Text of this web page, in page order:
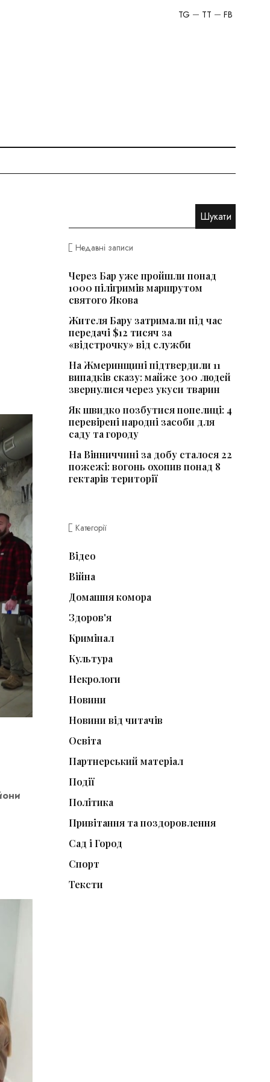
FB
TT
TG
Недавні записи
Через Бар уже пройшли понад
1000 пілігримів маршрутом
святого Якова
Жителя Бару затримали під час
передачі $12 тисяч за
«відстрочку» від служби
На Жмеринщині підтвердили 11
випадків сказу: майже 300 людей
звернулися через укуси тварин
Як швидко позбутися попелиці: 4
перевірені народні засоби для
саду та городу
На Вінниччині за добу сталося 22
пожежі: вогонь охопив понад 8
гектарів території
Категорії
Відео
Війна
Домашня комора
Здоров'я
Кримінал
Культура
Некрологи
Новини
Новини від читачів
Освіта
Партнерський матеріал
Події
Політика
Привітання та поздоровлення
Сад і Город
Спорт
Тексти